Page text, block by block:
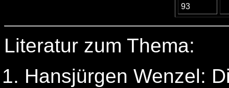
93
Literatur zum Thema:
Hansjürgen Wenzel: